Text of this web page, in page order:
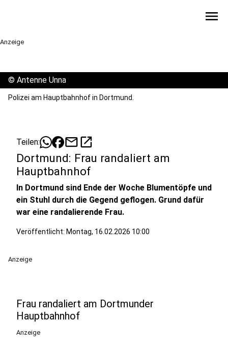
menu
Anzeige
© Antenne Unna
Polizei am Hauptbahnhof in Dortmund.
Teilen: mailopen_in_new
Dortmund: Frau randaliert am
Hauptbahnhof
In Dortmund sind Ende der Woche Blumentöpfe und
ein Stuhl durch die Gegend geflogen. Grund dafür
war eine randalierende Frau.
Veröffentlicht: Montag, 16.02.2026 10:00
Anzeige
Frau randaliert am Dortmunder
Hauptbahnhof
Anzeige